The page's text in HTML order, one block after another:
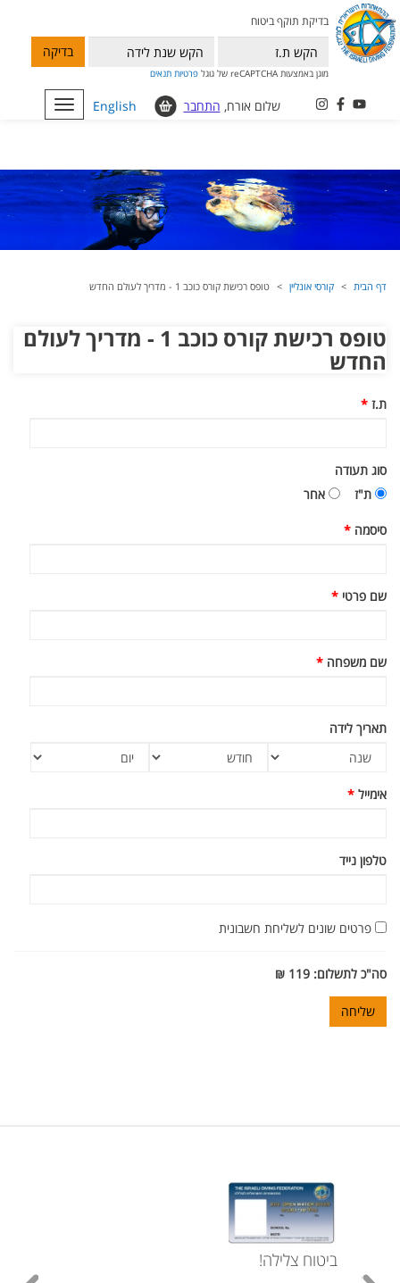
בדיקת תוקף ביטוח
בדיקה
מוגן באמצעות reCAPTCHA של גוגל פרטיות תנאים
Toggle
navigation
English שלום אורח, התחבר
דף הבית קורסי אונליין טופס רכישת קורס כוכב 1 - מדריך לעולם החדש
טופס רכישת קורס כוכב 1 - מדריך לעולם
החדש
ת.ז *
סוג תעודה
ת"ז
אחר
סיסמה *
שם פרטי *
שם משפחה *
תאריך לידה
לידה
לידה
לידה
אימייל *
טלפון נייד
פרטים שונים לשליחת חשבונית
סה"כ לתשלום: 119
₪
שליחה
ביטוח צלילה!